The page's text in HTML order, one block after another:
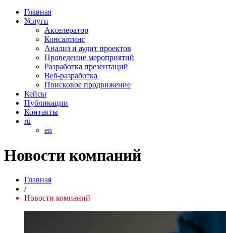
Главная
Услуги
Акселератор
Консалтинг
Анализ и аудит проектов
Проведение мероприятий
Разработка презентаций
Веб-разработка
Поисковое продвижение
Кейсы
Публикации
Контакты
ru
en
Новости компаний
Главная
/
Новости компаний